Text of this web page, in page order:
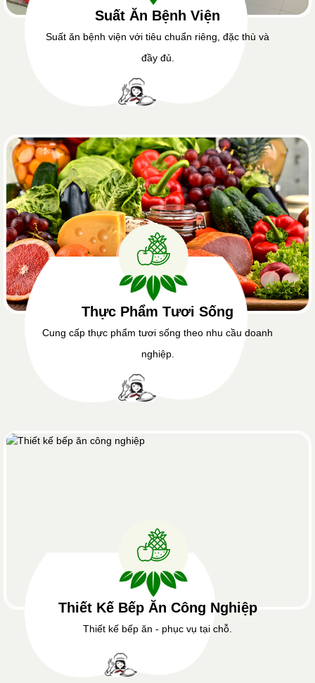
Suất Ăn Bệnh Viện
Suất ăn bệnh viện với tiêu chuẩn riêng, đặc thù và
đầy đủ.
Thực Phẩm Tươi Sống
Cung cấp thực phẩm tươi sống theo nhu cầu doanh
nghiệp.
Thiết Kế Bếp Ăn Công Nghiệp
Thiết kế bếp ăn - phục vụ tại chỗ.